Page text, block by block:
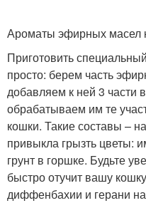
Ароматы эфирных масел
Приготовить
просто: берем часть
добавляем к ней 3 части
обрабатываем им те
кошки. Такие составы –
привыкла грызть цветы:
грунт в горшке. Будьте
быстро отучит вашу
диффенбахии и герани на